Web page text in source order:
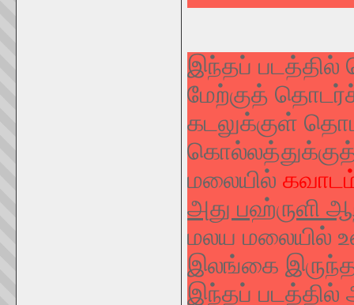
இந்தப் படத்தில்
மேற்குத்
கடலுக்குள்
மலையில்
அது பஹ்ருளி
மலய மலையில்
இலங்கை
இந்தப் படத்தில்